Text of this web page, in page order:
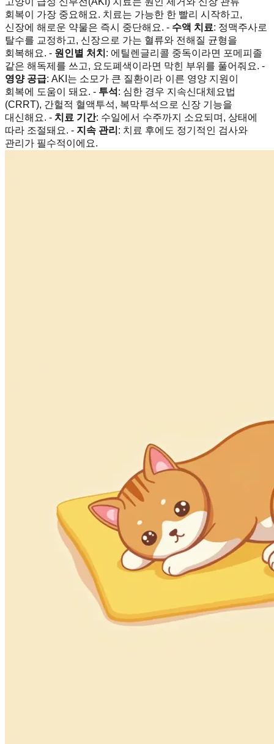
회복이 가장 중요해요. 치료는 가능한 한 빨리 시작하고,
신장에 해로운 약물은 즉시 중단해요. - 수액 치료: 정맥주사로
탈수를 교정하고, 신장으로 가는 혈류와 전해질 균형을
회복해요. - 원인별 처치 : 에틸렌글리콜 중독이라면 포메피졸
같은 해독제를 쓰고, 요도폐색이라면 막힌 부위를 풀어줘요. -
영양 공급: AKI는 소모가 큰 질환이라 이른 영양 지원이
회복에 도움이 돼요. - 투석 : 심한 경우 지속신대체요법
(CRRT), 간헐적 혈액투석, 복막투석으로 신장 기능을
대신해요. - 치료 기간: 수일에서 수주까지 소요되며, 상태에
따라 조절돼요. - 지속 관리 : 치료 후에도 정기적인 검사와
관리가 필수적이에요.